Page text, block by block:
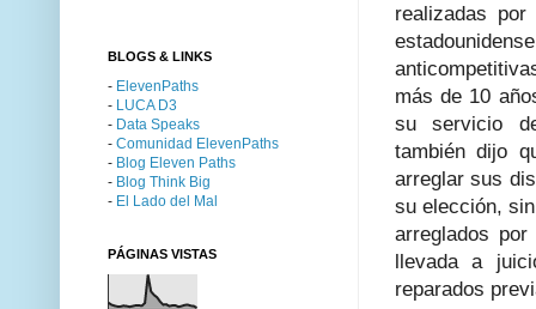
realizadas por
más de 10
su servicio
también dijo
arreglar sus
su elección,
arreglados
llevada a
reparados
BLOGS & LINKS
- ElevenPaths
- LUCA D3
- Data Speaks
- Comunidad ElevenPaths
- Blog Eleven Paths
- Blog Think Big
- El Lado del Mal
PÁGINAS VISTAS